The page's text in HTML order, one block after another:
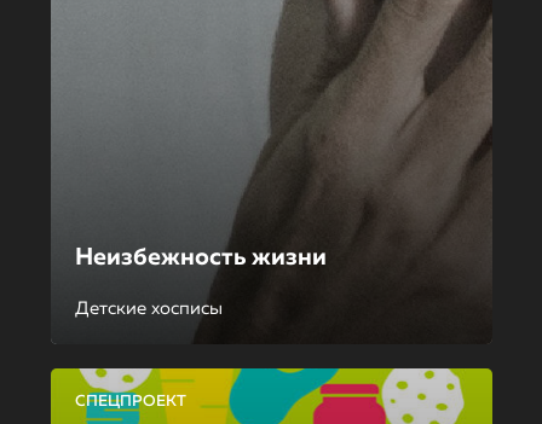
Неизбежность жизни
Детские хосписы
СПЕЦПРОЕКТ